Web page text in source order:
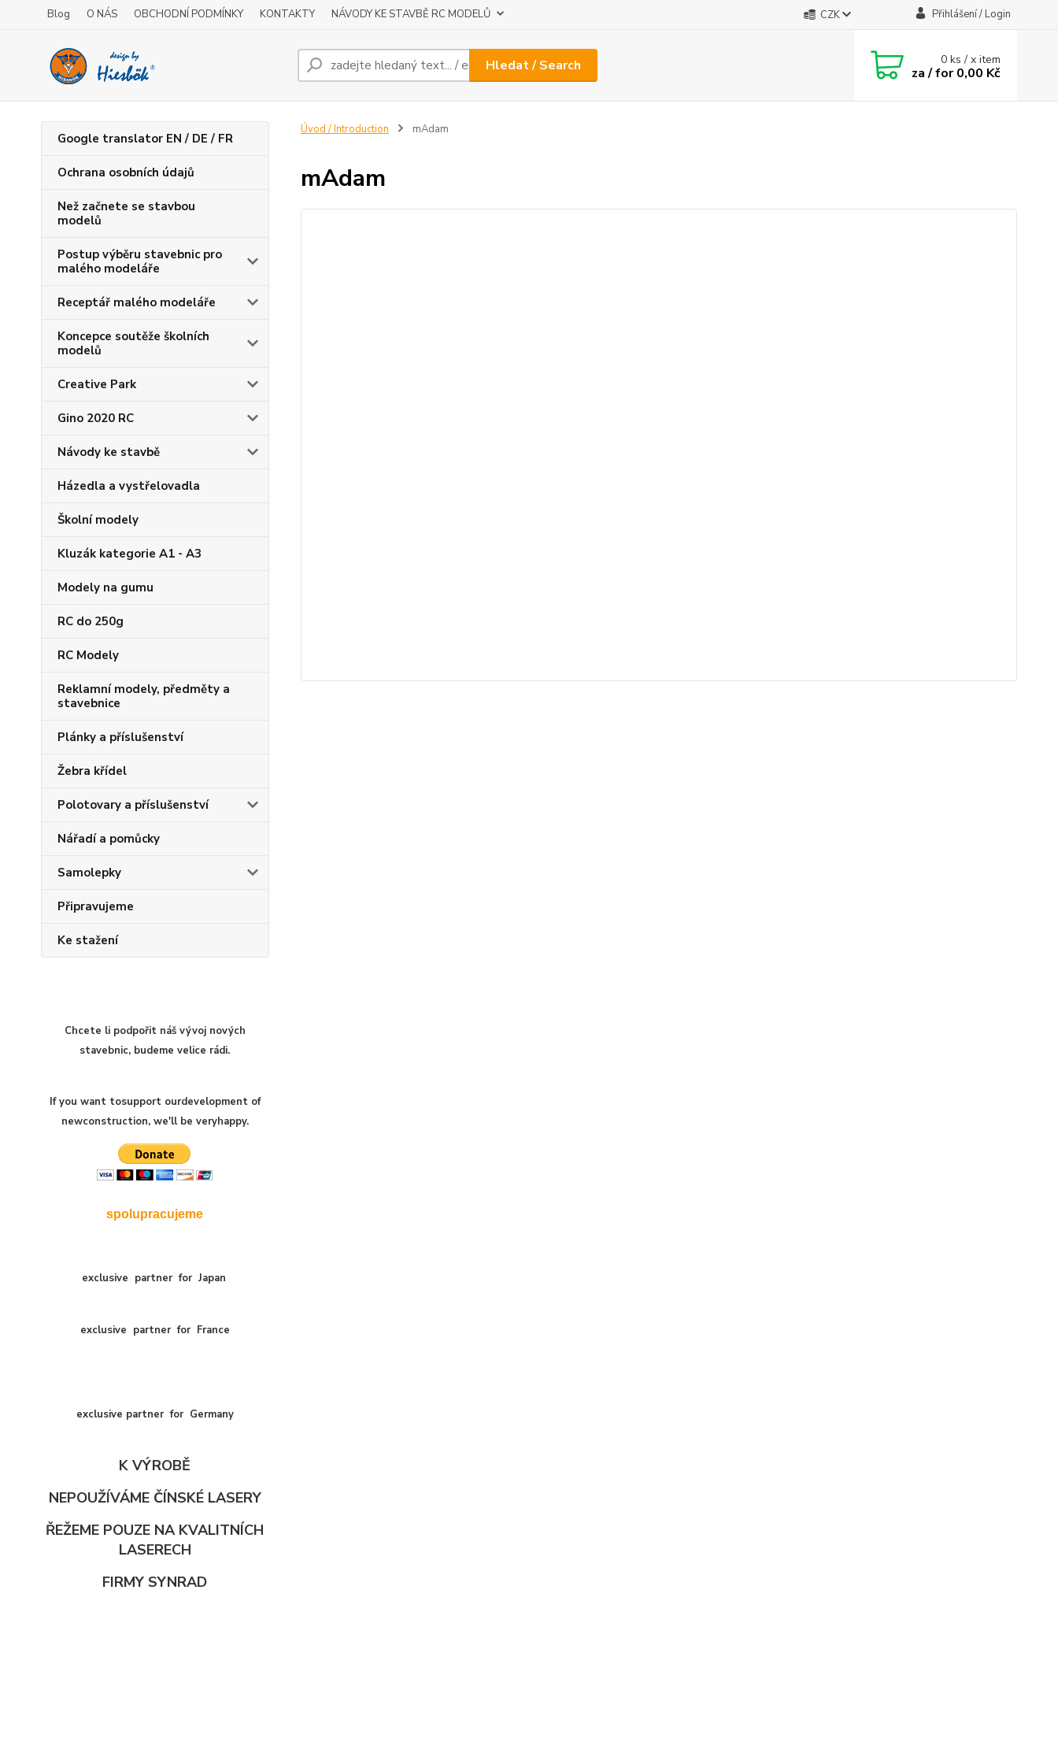
Blog O NÁS OBCHODNÍ PODMÍNKY KONTAKTY NÁVODY KE STAVBĚ RC MODELŮ CZK Přihlášení / Login
Hledat / Search 0ks / x item
za / for0,00 Kč
Google translator EN / DE / FR
Ochrana osobních údajů
Než začnete se stavbou
modelů
Postup výběru stavebnic pro
malého modeláře
Receptář malého modeláře
Koncepce soutěže školních
modelů
Creative Park
Gino 2020 RC
Návody ke stavbě
Házedla a vystřelovadla
Školní modely
Kluzák kategorie A1 - A3
Modely na gumu
RC do 250g
RC Modely
Reklamní modely, předměty a
stavebnice
Plánky a příslušenství
Žebra křídel
Polotovary a příslušenství
Nářadí a pomůcky
Samolepky
Připravujeme
Ke stažení
Chcete li podpořit náš vývoj nových
stavebnic, budeme velice rádi.
If you want tosupport ourdevelopment of
newconstruction, we'll be veryhappy.
spolupracujeme
exclusive partner for Japan
exclusive partner for France
exclusive partner for Germany
K VÝROBĚ
NEPOUŽÍVÁME ČÍNSKÉ LASERY
ŘEŽEME POUZE NA KVALITNÍCH
LASERECH
FIRMY SYNRAD
Úvod / Introduction mAdam
mAdam